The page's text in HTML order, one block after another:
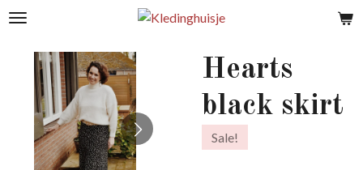
Ga
naar
hoofdinhoud
Hearts
black skirt
Sale!